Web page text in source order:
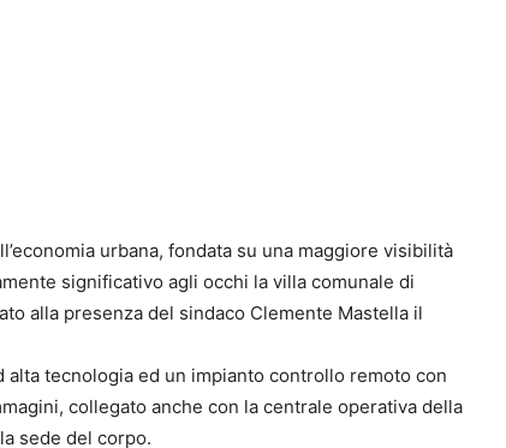
urbana, fondata su una maggiore visibilità
significativo agli occhi la villa comunale di
alla presenza del sindaco Clemente Mastella il
tecnologia ed un impianto controllo remoto con
collegato anche con la centrale operativa della
sede del corpo.